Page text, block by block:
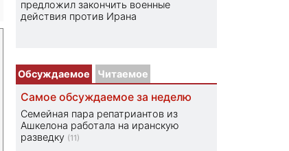
предложил закончить военные
действия против Ирана
Обсуждаемое Читаемое
Самое обсуждаемое за неделю
Семейная пара репатриантов из
Ашкелона работала на иранскую
разведку (11)